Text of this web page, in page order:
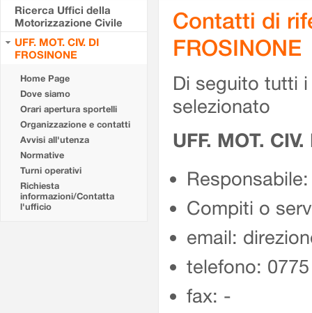
Ricerca Uffici della
Motorizzazione Civile
UFF. MOT. CIV. DI
FROSINONE
Home Page
Dove siamo
Orari apertura sportelli
Organizzazione e contatti
Avvisi all'utenza
Normative
Turni operativi
Richiesta
informazioni/Contatta
l'ufficio
Contatti di
FROSINONE
Di seguito tutti
selezionato
UFF. MOT.
Compiti o
email:
telefono:
fax: -